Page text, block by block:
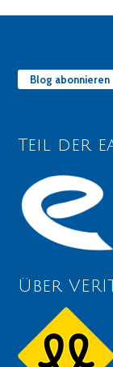
Blog abonnieren
Teil der
Über